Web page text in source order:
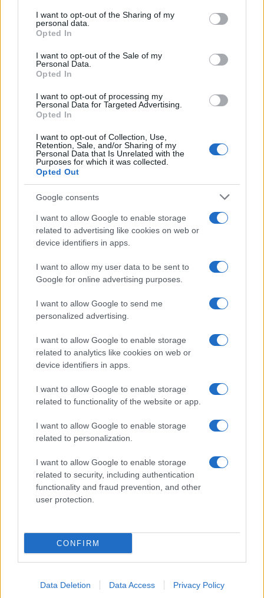
further disclose it to other third parties.
Please note that this website/app uses one or more Google
services and may gather and store information including but
not limited to your visit or usage behaviour. You may click to
grant or deny consent to Google and its third-party tags to
consent section.
I want to opt-out of the Sharing of my
personal data.
Opted In
I want to opt-out of the Sale of my
Personal Data.
Opted In
I want to opt-out of processing my
Personal Data for Targeted Advertising.
Opted In
I want to opt-out of Collection, Use,
Retention, Sale, and/or Sharing of my
Personal Data that Is Unrelated with the
Purposes for which it was collected.
Opted Out
Google consents
I want to allow Google to enable storage
related to advertising like cookies on web or
device identifiers in apps.
I want to allow my user data to be sent to
Google for online advertising purposes.
I want to allow Google to send me
personalized advertising.
I want to allow Google to enable storage
related to analytics like cookies on web or
device identifiers in apps.
I want to allow Google to enable storage
related to functionality of the website or app.
I want to allow Google to enable storage
related to personalization.
I want to allow Google to enable storage
related to security, including authentication
functionality and fraud prevention, and other
user protection.
CONFIRM
Data Deletion Data Access Privacy Policy
©2026 - rifaidate.it - p.iva 03338800984